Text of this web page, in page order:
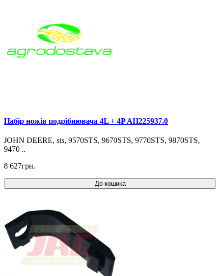
Набір ножів подрібнювача 4L + 4P AH225937.0
JOHN DEERE, sts, 9570STS, 9670STS, 9770STS, 9870STS,
9470 ..
8 627грн.
До кошика